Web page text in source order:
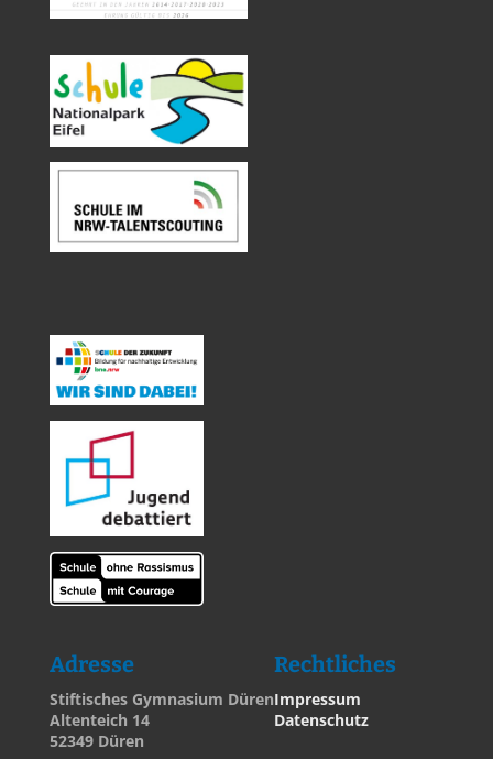
Adresse
Stiftisches Gymnasium Düren
Altenteich 14
52349 Düren
Rechtliches
Impressum
Datenschutz